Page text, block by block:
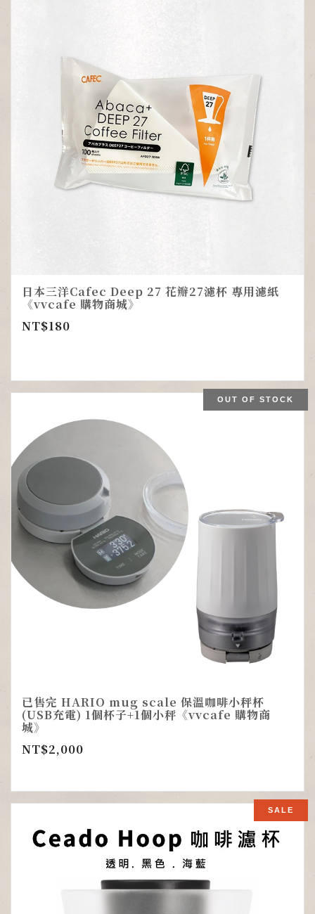
日本三洋Cafec Deep 27 花瓣27濾杯 專用濾紙
《vvcafe 購物商城》
NT$180
OUT OF STOCK
已售完 HARIO mug scale 保溫咖啡小秤杯
(USB充電) 1個杯子+1個小秤《vvcafe 購物商
城》
NT$2,000
SALE